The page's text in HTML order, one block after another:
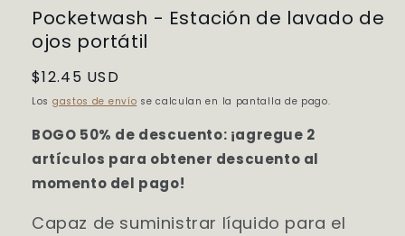
ventana
Pocketwash - Estación de lavado de
ojos portátil
Precio
habitual
$12.45 USD
Los gastos de envío se calculan en la pantalla de pago.
BOGO 50% de descuento: ¡agregue 2
artículos para obtener descuento al
momento del pago!
Capaz de suministrar líquido para el